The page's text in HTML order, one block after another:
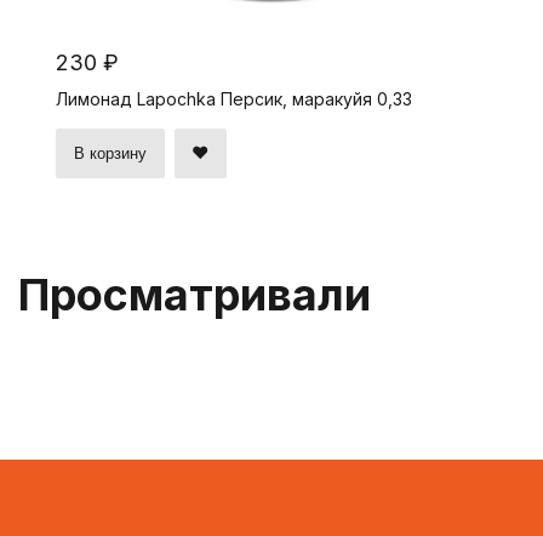
230 ₽
Лимонад Lapochka Персик, маракуйя 0,33
В корзину
Просматривали